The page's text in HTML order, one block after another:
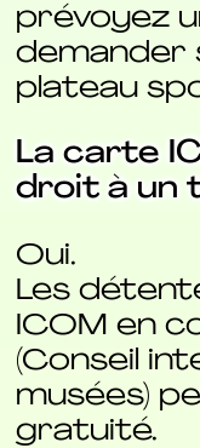
prévoyez
demander
plateau
La carte
droit à un
Oui.
Les
ICOM en
(Conseil
musées)
gratuité.